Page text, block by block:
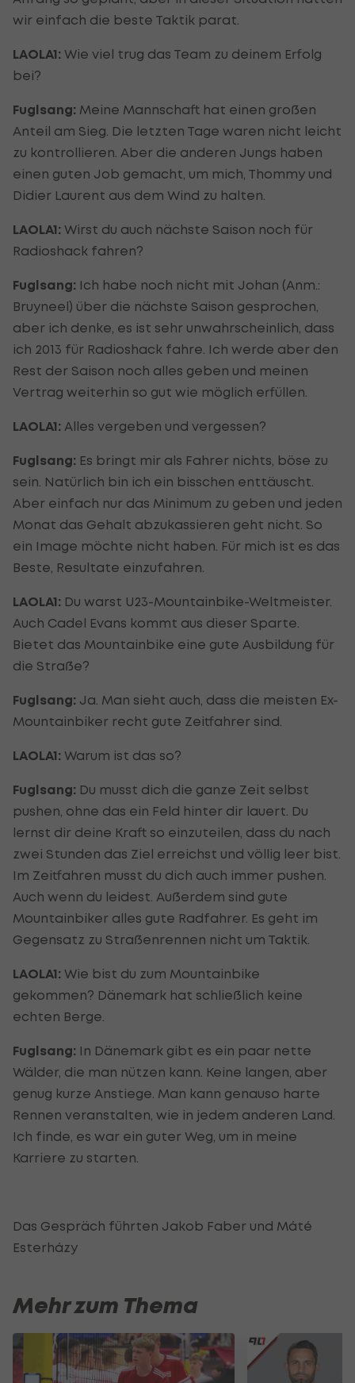
wir einfach die beste Taktik parat.
LAOLA1: Wie viel trug das Team zu deinem Erfolg
bei?
Fuglsang: Meine Mannschaft hat einen großen
Anteil am Sieg. Die letzten Tage waren nicht leicht
zu kontrollieren. Aber die anderen Jungs haben
einen guten Job gemacht, um mich, Thommy und
Didier Laurent aus dem Wind zu halten.
LAOLA1: Wirst du auch nächste Saison noch für
Radioshack fahren?
Fuglsang: Ich habe noch nicht mit Johan (Anm.:
Bruyneel) über die nächste Saison gesprochen,
aber ich denke, es ist sehr unwahrscheinlich, dass
ich 2013 für Radioshack fahre. Ich werde aber den
Rest der Saison noch alles geben und meinen
Vertrag weiterhin so gut wie möglich erfüllen.
LAOLA1: Alles vergeben und vergessen?
Fuglsang: Es bringt mir als Fahrer nichts, böse zu
sein. Natürlich bin ich ein bisschen enttäuscht.
Aber einfach nur das Minimum zu geben und jeden
Monat das Gehalt abzukassieren geht nicht. So
ein Image möchte nicht haben. Für mich ist es das
Beste, Resultate einzufahren.
LAOLA1: Du warst U23-Mountainbike-Weltmeister.
Auch Cadel Evans kommt aus dieser Sparte.
Bietet das Mountainbike eine gute Ausbildung für
die Straße?
Fuglsang: Ja. Man sieht auch, dass die meisten Ex-
Mountainbiker recht gute Zeitfahrer sind.
LAOLA1: Warum ist das so?
Fuglsang: Du musst dich die ganze Zeit selbst
pushen, ohne das ein Feld hinter dir lauert. Du
lernst dir deine Kraft so einzuteilen, dass du nach
zwei Stunden das Ziel erreichst und völlig leer bist.
Im Zeitfahren musst du dich auch immer pushen.
Auch wenn du leidest. Außerdem sind gute
Mountainbiker alles gute Radfahrer. Es geht im
Gegensatz zu Straßenrennen nicht um Taktik.
LAOLA1: Wie bist du zum Mountainbike
gekommen? Dänemark hat schließlich keine
echten Berge.
Fuglsang: In Dänemark gibt es ein paar nette
Wälder, die man nützen kann. Keine langen, aber
genug kurze Anstiege. Man kann genauso harte
Rennen veranstalten, wie in jedem anderen Land.
Ich finde, es war ein guter Weg, um in meine
Karriere zu starten.
Das Gespräch führten Jakob Faber und Máté
Esterházy
Mehr zum Thema